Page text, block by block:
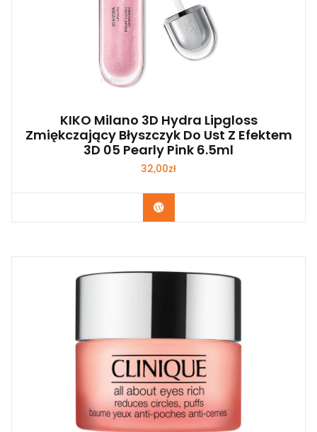
KIKO Milano 3D Hydra Lipgloss
Zmiękczający Błyszczyk Do Ust Z Efektem
3D 05 Pearly Pink 6.5ml
32,00zł
Zobacz